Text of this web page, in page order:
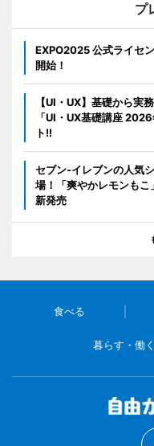
プ
EXPO2025 公式ライセ
開始！
【UI・UX】基礎から実
「UI・UX基礎講座
ト!!
セブン‐イレブンの人気
場！「爽やかレモンも
新発売
食べる
暮らす・働く